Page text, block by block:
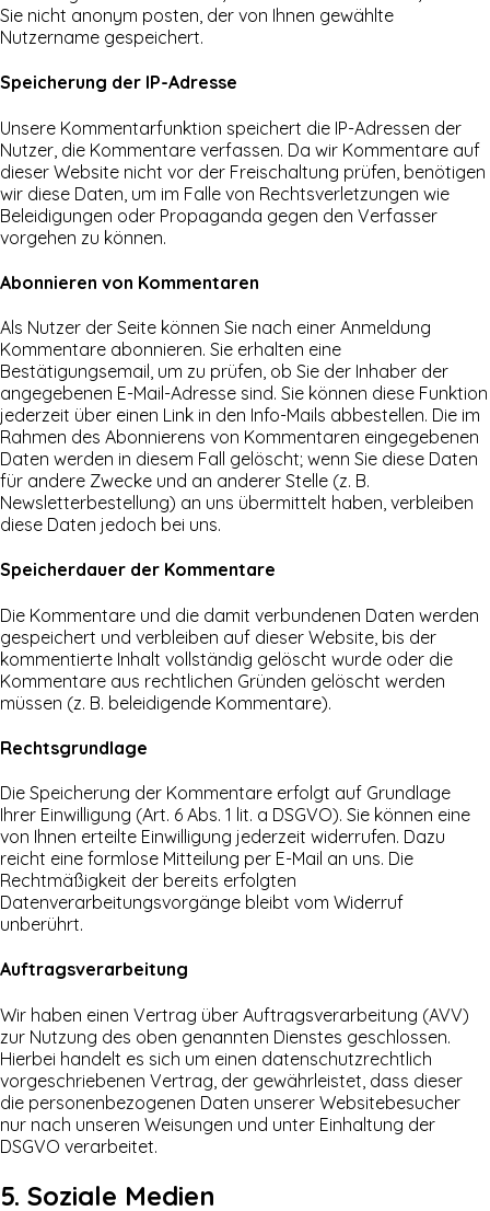
Sie nicht anonym posten, der von Ihnen gewählte
Nutzername gespeichert.
Speicherung der IP-Adresse
Unsere Kommentarfunktion speichert die IP-Adressen der
Nutzer, die Kommentare verfassen. Da wir Kommentare auf
dieser Website nicht vor der Freischaltung prüfen, benötigen
wir diese Daten, um im Falle von Rechtsverletzungen wie
Beleidigungen oder Propaganda gegen den Verfasser
vorgehen zu können.
Abonnieren von Kommentaren
Als Nutzer der Seite können Sie nach einer Anmeldung
Kommentare abonnieren. Sie erhalten eine
Bestätigungsemail, um zu prüfen, ob Sie der Inhaber der
angegebenen E-Mail-Adresse sind. Sie können diese Funktion
jederzeit über einen Link in den Info-Mails abbestellen. Die im
Rahmen des Abonnierens von Kommentaren eingegebenen
Daten werden in diesem Fall gelöscht; wenn Sie diese Daten
für andere Zwecke und an anderer Stelle (z. B.
Newsletterbestellung) an uns übermittelt haben, verbleiben
diese Daten jedoch bei uns.
Speicherdauer der Kommentare
Die Kommentare und die damit verbundenen Daten werden
gespeichert und verbleiben auf dieser Website, bis der
kommentierte Inhalt vollständig gelöscht wurde oder die
Kommentare aus rechtlichen Gründen gelöscht werden
müssen (z. B. beleidigende Kommentare).
Rechtsgrundlage
Die Speicherung der Kommentare erfolgt auf Grundlage
Ihrer Einwilligung (Art. 6 Abs. 1 lit. a DSGVO). Sie können eine
von Ihnen erteilte Einwilligung jederzeit widerrufen. Dazu
reicht eine formlose Mitteilung per E-Mail an uns. Die
Rechtmäßigkeit der bereits erfolgten
Datenverarbeitungsvorgänge bleibt vom Widerruf
unberührt.
Auftragsverarbeitung
Wir haben einen Vertrag über Auftragsverarbeitung (AVV)
zur Nutzung des oben genannten Dienstes geschlossen.
Hierbei handelt es sich um einen datenschutzrechtlich
vorgeschriebenen Vertrag, der gewährleistet, dass dieser
die personenbezogenen Daten unserer Websitebesucher
nur nach unseren Weisungen und unter Einhaltung der
DSGVO verarbeitet.
5. Soziale Medien